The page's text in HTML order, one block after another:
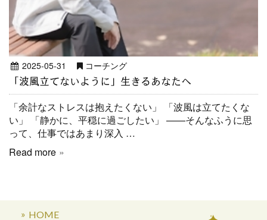
2025-05-31 コーチング
「波風立てないように」生きるあなたへ
「余計なストレスは抱えたくない」 「波風は立てたくな
い」 「静かに、平穏に過ごしたい」 ——そんなふうに思
って、仕事ではあまり深入 …
Read more
HOME